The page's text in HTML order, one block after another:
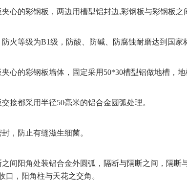
钢板夹心的彩钢板，两边用槽型铝封边,彩钢板与彩钢板之
等级为B1级，防酸、防碱、防腐蚀耐磨达到国家
板夹心的彩钢板墙体，固定采用50*30槽型铝做地槽
交接都采用半径50毫米的铝合金圆弧处理。
，防止有缝滋生细菌。
之间阳角处装铝合金外圆弧，隔断与隔断之间，隔
，阳角柱与天花之交角。